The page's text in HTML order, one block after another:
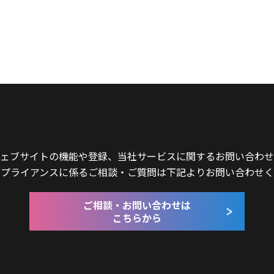
ブサイトの機能や登録、当社サービスに関するお問い合わ
ライアンスに係るご相談・ご質問は下記よりお問い合わせく
ご相談・お問い合わせは
こちらから